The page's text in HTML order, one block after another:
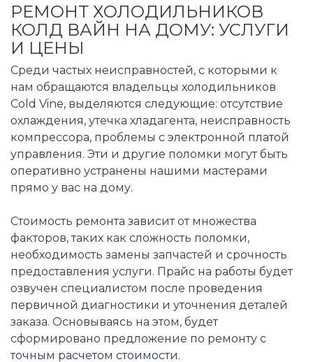
РЕМОНТ ХОЛОДИЛЬНИКОВ
КОЛД ВАЙН НА ДОМУ: УСЛУГИ
И ЦЕНЫ
Среди частых неисправностей, с которыми к
нам обращаются владельцы холодильников
Cold Vine, выделяются следующие: отсутствие
охлаждения, утечка хладагента, неисправность
компрессора, проблемы с электронной платой
управления. Эти и другие поломки могут быть
оперативно устранены нашими мастерами
прямо у вас на дому.
Стоимость ремонта зависит от множества
факторов, таких как сложность поломки,
необходимость замены запчастей и срочность
предоставления услуги. Прайс на работы будет
озвучен специалистом после проведения
первичной диагностики и уточнения деталей
заказа. Основываясь на этом, будет
сформировано предложение по ремонту с
точным расчетом стоимости.